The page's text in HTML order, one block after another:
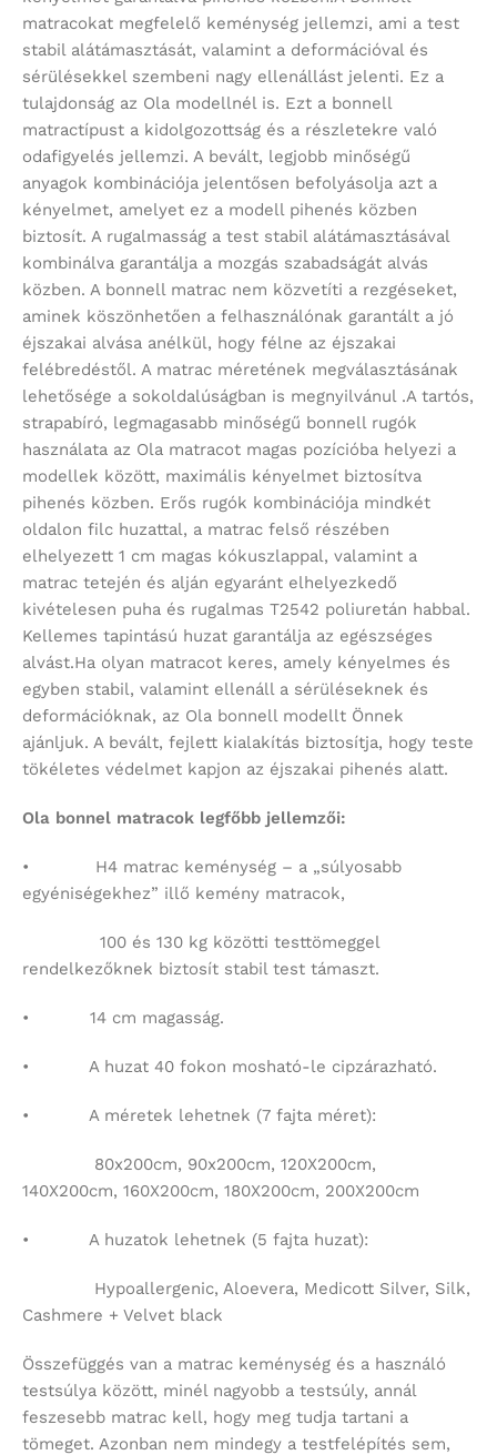
matracokat megfelelő keménység jellemzi, ami a test
stabil alátámasztását, valamint a deformációval és
sérülésekkel szembeni nagy ellenállást jelenti. Ez a
tulajdonság az Ola modellnél is. Ezt a bonnell
matractípust a kidolgozottság és a részletekre való
odafigyelés jellemzi. A bevált, legjobb minőségű
anyagok kombinációja jelentősen befolyásolja azt a
kényelmet, amelyet ez a modell pihenés közben
biztosít. A rugalmasság a test stabil alátámasztásával
kombinálva garantálja a mozgás szabadságát alvás
közben. A bonnell matrac nem közvetíti a rezgéseket,
aminek köszönhetően a felhasználónak garantált a jó
éjszakai alvása anélkül, hogy félne az éjszakai
felébredéstől. A matrac méretének megválasztásának
lehetősége a sokoldalúságban is megnyilvánul .A tartós,
strapabíró, legmagasabb minőségű bonnell rugók
használata az Ola matracot magas pozícióba helyezi a
modellek között, maximális kényelmet biztosítva
pihenés közben. Erős rugók kombinációja mindkét
oldalon filc huzattal, a matrac felső részében
elhelyezett 1 cm magas kókuszlappal, valamint a
matrac tetején és alján egyaránt elhelyezkedő
kivételesen puha és rugalmas T2542 poliuretán habbal.
Kellemes tapintású huzat garantálja az egészséges
alvást.Ha olyan matracot keres, amely kényelmes és
egyben stabil, valamint ellenáll a sérüléseknek és
deformációknak, az Ola bonnell modellt Önnek
ajánljuk. A bevált, fejlett kialakítás biztosítja, hogy teste
tökéletes védelmet kapjon az éjszakai pihenés alatt.
Ola bonnel matracok legfőbb jellemzői:
• H4 matrac keménység – a „súlyosabb
egyéniségekhez” illő kemény matracok,
100 és 130 kg közötti testtömeggel
rendelkezőknek biztosít stabil test támaszt.
• 14 cm magasság.
• A huzat 40 fokon mosható-le cipzárazható.
• A méretek lehetnek (7 fajta méret):
80x200cm, 90x200cm, 120X200cm,
140X200cm, 160X200cm, 180X200cm, 200X200cm
• A huzatok lehetnek (5 fajta huzat):
Hypoallergenic, Aloevera, Medicott Silver, Silk,
Cashmere + Velvet black
Összefüggés van a matrac keménység és a használó
testsúlya között, minél nagyobb a testsúly, annál
feszesebb matrac kell, hogy meg tudja tartani a
tömeget. Azonban nem mindegy a testfelépítés sem,